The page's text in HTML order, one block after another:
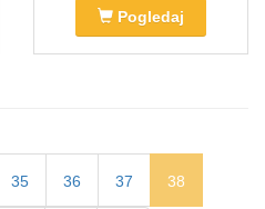
Pogledaj
35 36 37 38